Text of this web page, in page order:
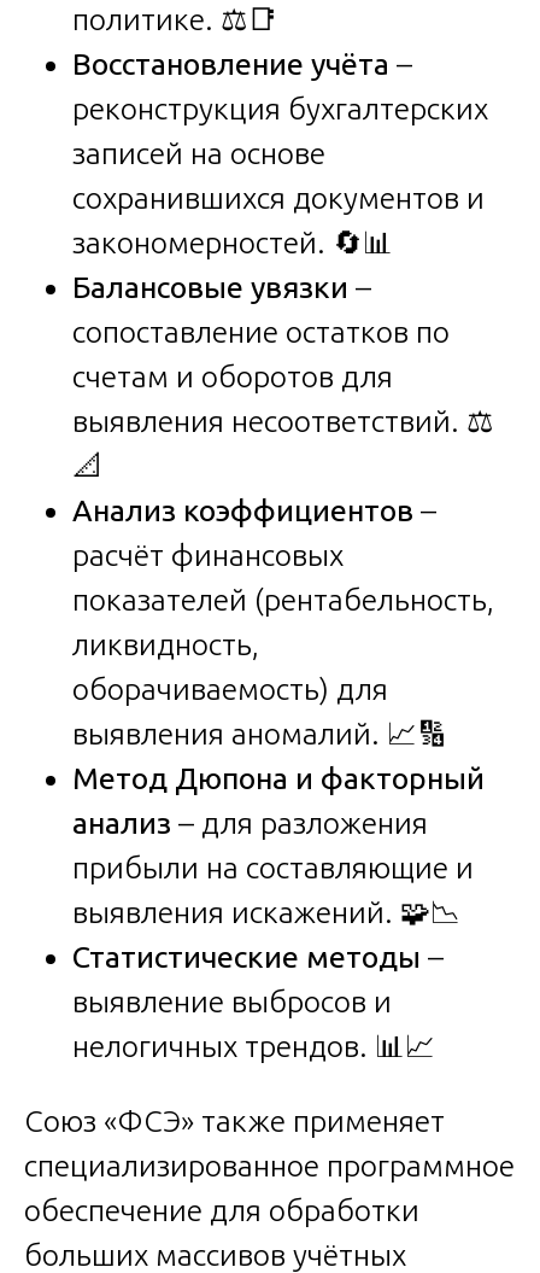
политике. ⚖️📑
Восстановление учёта –
реконструкция бухгалтерских
записей на основе
сохранившихся документов и
закономерностей. 🔄📊
Балансовые увязки –
сопоставление остатков по
счетам и оборотов для
выявления несоответствий. ⚖️
📐
Анализ коэффициентов –
расчёт финансовых
показателей (рентабельность,
ликвидность,
оборачиваемость) для
выявления аномалий. 📈🔢
Метод Дюпона и факторный
анализ – для разложения
прибыли на составляющие и
выявления искажений. 🧩📉
Статистические методы –
выявление выбросов и
нелогичных трендов. 📊📈
Союз «ФСЭ» также применяет
специализированное программное
обеспечение для обработки
больших массивов учётных